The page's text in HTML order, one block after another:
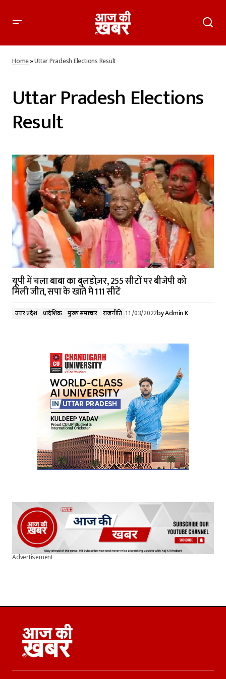
Home»Uttar Pradesh Elections Result
Uttar Pradesh Elections
Result
यूपी में चला बाबा का बुलडोज़र, 255 सीटों पर बीजेपी को
मिली जीत, सपा के खाते मे 111 सीटें
उत्तर प्रदेश प्रादेशिक मुख्य समाचार राजनीति 11/03/2022byAdmin K
Advertisement